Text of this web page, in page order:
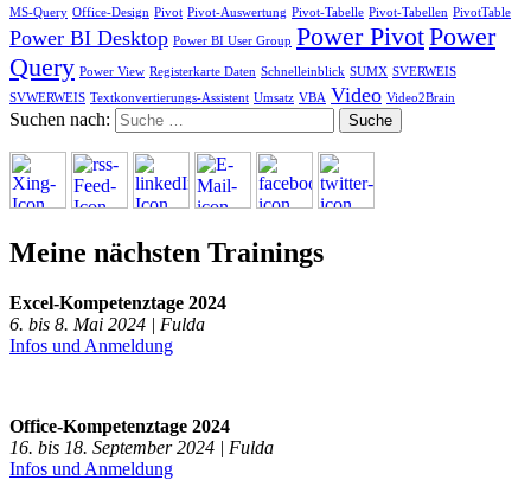
MS-Query Office-Design Pivot Pivot-Auswertung Pivot-Tabelle Pivot-Tabellen PivotTable
Power BI Desktop Power BI User Group Power PivotPower
Query Power View Registerkarte Daten Schnelleinblick SUMX SVERWEIS
SVWERWEIS Textkonvertierungs-Assistent Umsatz VBA Video Video2Brain
Suchen nach:
Meine nächsten Trainings
Excel-Kompetenztage 2024
6. bis 8. Mai 2024 | Fulda
Infos und Anmeldung
Office-Kompetenztage 2024
16. bis 18. September 2024 | Fulda
Infos und Anmeldung